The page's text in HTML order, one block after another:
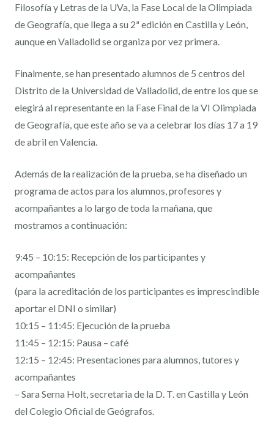
Filosofía y Letras de la UVa, la Fase Local de la Olimpiada
de Geografía, que llega a su 2ª edición en Castilla y León,
aunque en Valladolid se organiza por vez primera.
Finalmente, se han presentado alumnos de 5 centros del
Distrito de la Universidad de Valladolid, de entre los que se
elegirá al representante en la Fase Final de la VI Olimpiada
de Geografía, que este año se va a celebrar los días 17 a 19
de abril en Valencia.
Además de la realización de la prueba, se ha diseñado un
programa de actos para los alumnos, profesores y
acompañantes a lo largo de toda la mañana, que
mostramos a continuación:
9:45 – 10:15: Recepción de los participantes y
acompañantes
(para la acreditación de los participantes es imprescindible
aportar el DNI o similar)
10:15 – 11:45: Ejecución de la prueba
11:45 – 12:15: Pausa – café
12:15 – 12:45: Presentaciones para alumnos, tutores y
acompañantes
– Sara Serna Holt, secretaria de la D. T. en Castilla y León
del Colegio Oficial de Geógrafos.